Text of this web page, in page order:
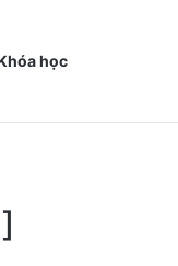
học